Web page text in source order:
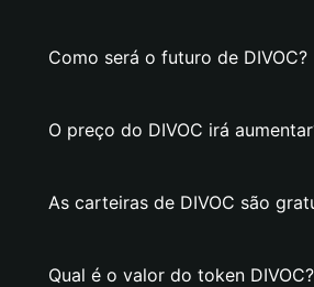
Como será o futuro de DIVOC?
O preço do DIVOC irá
As carteiras de DIVOC são
Qual é o valor do token DIVOC?